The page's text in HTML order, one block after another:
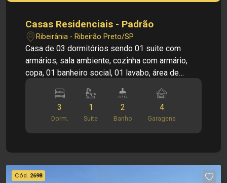
Casas Residenciais - Padrão
Ribeirânia - Ribeirão Preto/SP
Casa de 03 dormitórios sendo 01 suite com
armários, sala ambiente, cozinha com armário,
copa, 01 banheiro social, 01 lavabo, área de
ardósia, quintal, piscina, 04 vagas de garagem
(sendo 02 cobertas). Terreno de 437,5 m²
Construção: 268 m²
3
Dorm.
1
Suite
2
Banho
4
Garagens
Cód. 2698